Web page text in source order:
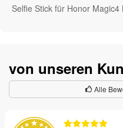
Selfie Stick für Honor Magic4
von unseren
Alle